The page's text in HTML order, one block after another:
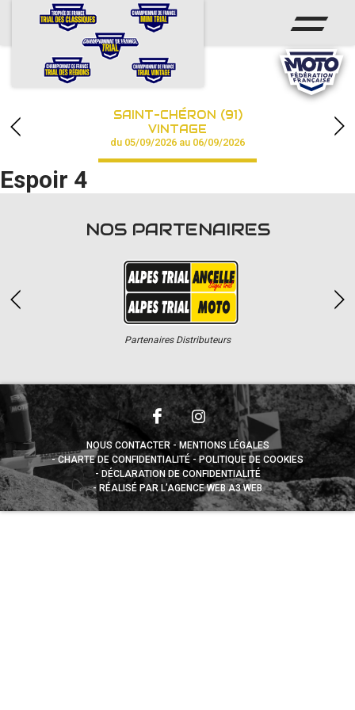
ACCUEIL
CALENDRIER
CHAMPIONNAT
RÉSULTATS
PHOTOS / VIDÉOS
PARTENAIRES
SAINT-CHÉRON (91)
VINTAGE
du 05/09/2026 au 06/09/2026
Espoir 4
NOS PARTENAIRES
Partenaires Distributeurs
NOUS CONTACTER
MENTIONS LÉGALES
CHARTE DE CONFIDENTIALITÉ
POLITIQUE DE COOKIES
DÉCLARATION DE CONFIDENTIALITÉ
RÉALISÉ PAR L’AGENCE WEB A3 WEB